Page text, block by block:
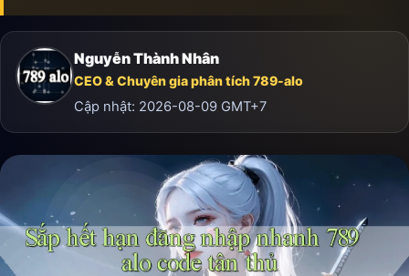
Nguyễn Thành Nhân
CEO & Chuyên gia phân tích 789-alo
Cập nhật: 2026-08-09 GMT+7